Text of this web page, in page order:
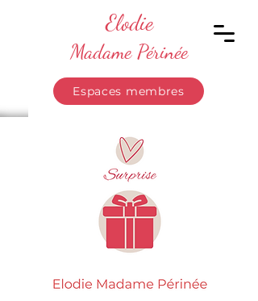
Elodie
Madame Périnée
Espaces membres